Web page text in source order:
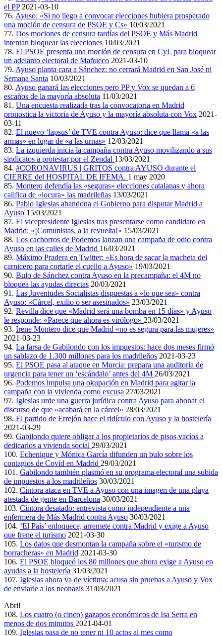
el PP2021-03-10
76. Ayuso: «Si no llego a convocar elecciones hubiera prosperado
una moción de censura de PSOE y Cs» 10/03/2021
77. Dos mociones de censura tardías del PSOE y Más Madrid
intentan bloquear las elecciones 10/03/2021
78. El PSOE presenta una moción de censura en CyL para bloquear
un adelanto electoral de Mañueco 2021-03-10
79. Ayuso planta cara a Sánchez: no cerrará Madrid en San José ni
Semana Santa 10/03/2021
80. Ayuso ganará las elecciones pero PP y Vox se quedan a 6
escaños de la mayoría absoluta 11/03/2021
81. Una encuesta realizada tras la convocatoria en Madrid
pronostica la victoria de Ayuso y la mayoría absoluta con Vox 2021-
03-11
82. El nuevo ‘lapsus’ de TVE contra Ayuso: dice que llama «a las
armas» en lugar de «a las urnas» 12/03/2021
83. La izquierda inicia la campaña contra Ayuso movilizando a sus
sindicatos a protestar por el Zendal 13/03/2021
84. #CORONAVIRUS | GRITOS contra AYUSO durante el
CIERRE del HOSPITAL DE IFEMA. 1 may 2020
85. Montero defendía las «seguras» elecciones catalanas y ahora
califica de «locura» las madrileñas 13/03/2021
86. Pablo Iglesias abandona el Gobierno para disputar Madrid a
Ayuso 15/03/2021
87. El vicepresidente Iglesias tras presentarse como candidato en
Madrid: «¡Comunistas, a la revuelta!» 15/03/2021
88. Los cachorros de Podemos lanzan una campaña de odio contra
Ayuso en las calles de Madrid 16/03/2021
89. Máximo Pradera en Twitter: «Es hora de sacar la macheta del
carnicero para cortarle el cuello a Ayuso» 19/03/2021
90. Bulo de Sánchez contra Ayuso en la precampaña: el 4M no
bloquea las ayudas directas 20/03/2021
91. Las Juventudes Socialistas dispuestas a «lo que sea» contra
Ayuso: «Cárcel, exilio o ser asesinados» 23/03/2021
92. Revilla dice que «Madrid será una bomba en 15 días» y Ayuso
le responde: «Parece que ahora es virólogo» 23/03/2021
93. Irene Montero dice que Madrid «no es segura para las mujeres»
2021-03-23
94. La farsa de Gabilondo con los impuestos: hace dos meses firmó
un sablazo de 1.300 millones para los madrileños 2021-03-23
95. El PSOE pasa al ataque en Murcia: prepara una auditoría de
urgencia para tener un ‘escándalo’ antes del 4M 26/03/2021
96. Podemos impulsa una okupación en Madrid para agitar la
campaña con la vivienda como excusa 27/03/2021
97. Iglesias urde una guerra jurídica contra Ayuso para abonar el
discurso de que «acabará en la cárcel» 28/03/2021
98. El partido de Errejón hace el ridículo con Ayuso y la hostelería
2021-03-29
99. Gabilondo quiere obligar a los propietarios de pisos vacíos a
dedicarlos a vivienda social 29/03/2021
100. Echenique y Mónica García difunden un bulo sobre los
contagios de Covid en Madrid 29/03/2021
101. Gabilondo también plasmó en su programa electoral una subida
de impuestos a los madrileños 30/03/2021
102. Cintora ataca en TVE a Ayuso con una imagen de una playa
atestada de gente en Barcelona 30/03/2021
103. Cintora desatado: entrevista como independiente a una
enfermera de Más Madrid contra Ayuso 30/03/2021
104. ‘El País’ enloquece, arremete contra Madrid y exige a Ayuso
que frene el turismo 2021-03-30
105. Los datos que desmontan la campaña sobre el «turismo de
borracheras» en Madrid 2021-03-30
106. El PSOE bloqueó los 80 millones que ahora exige a Ayuso en
ayudas a la hostelería 31/03/2021
107. Iglesias ahora va de víctima: acusa sin pruebas a Ayuso y Vox
de enviarle a los neonazis 31/03/2021
Abril
108. Los cuatro (o cinco) gazapos económicos de Isa Serra en
menos de dos minutos 2021-04-01
109. Iglesias pasa de no tener ni 10 actos al mes como